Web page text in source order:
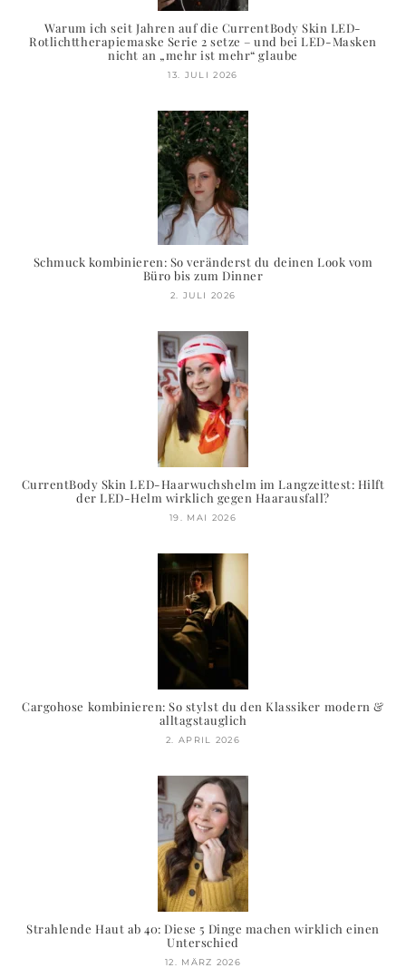
Warum ich seit Jahren auf die CurrentBody Skin LED-
Rotlichttherapiemaske Serie 2 setze – und bei LED-Masken
nicht an „mehr ist mehr“ glaube
13. JULI 2026
Schmuck kombinieren: So veränderst du deinen Look vom
Büro bis zum Dinner
2. JULI 2026
CurrentBody Skin LED-Haarwuchshelm im Langzeittest: Hilft
der LED-Helm wirklich gegen Haarausfall?
19. MAI 2026
Cargohose kombinieren: So stylst du den Klassiker modern &
alltagstauglich
2. APRIL 2026
Strahlende Haut ab 40: Diese 5 Dinge machen wirklich einen
Unterschied
12. MÄRZ 2026